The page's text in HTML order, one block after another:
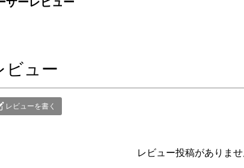
ビュー
レビューを書く
レビュー投稿がありま